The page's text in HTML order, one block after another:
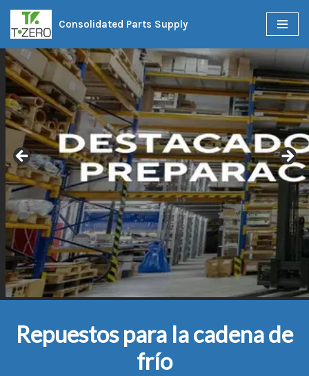
Skip
to
content
Consolidated Parts Supply
Repuestos para la cadena de
frío